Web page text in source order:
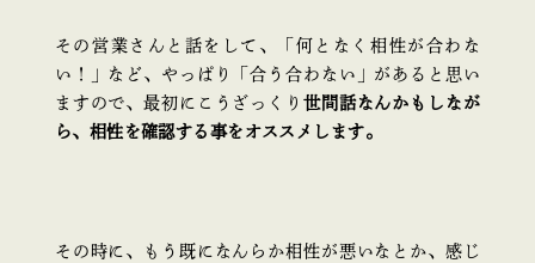
その営業さんと話をして、「何となく相性が合わな
い！」など、やっぱり「合う合わない」があると思い
ますので、最初にこうざっくり 世間話なんかもしなが
ら、相性を確認する事をオススメします。
その時に、もう既になんらか相性が悪いなとか、感じ